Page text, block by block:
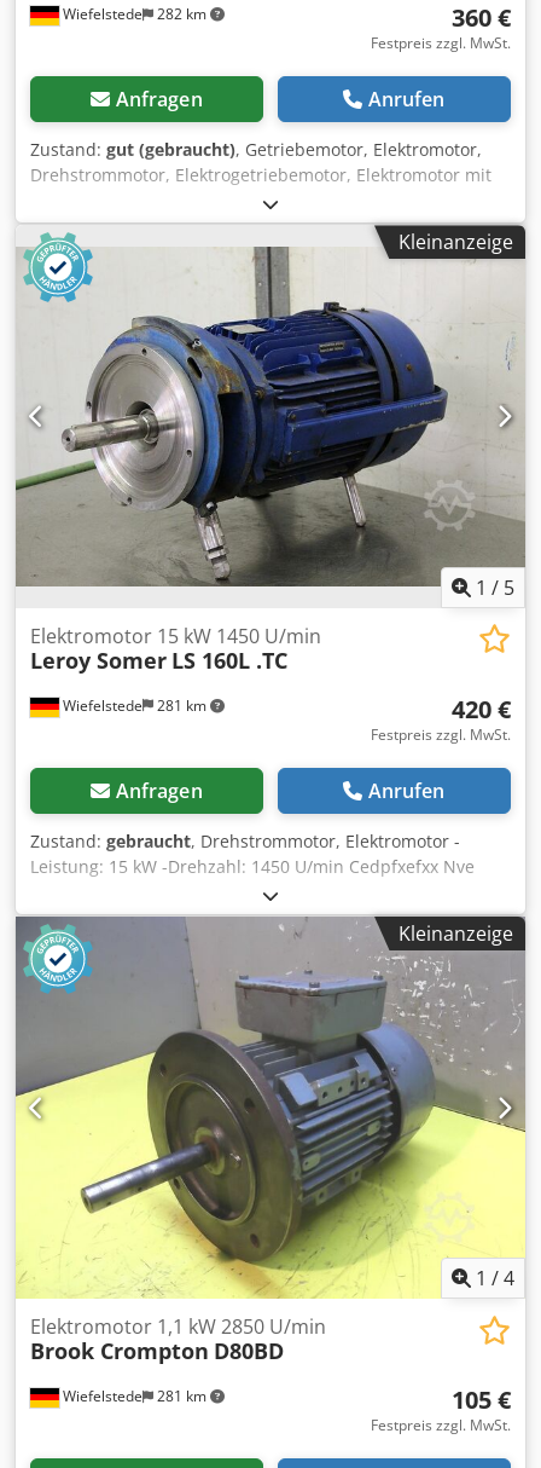
Wiefelstede 282 km 360 €
Festpreis zzgl. MwSt.
Anfragen Anrufen
Zustand: gut (gebraucht), Getriebemotor, Elektromotor,
Drehstrommotor, Elektrogetriebemotor, Elektromotor mit
Lüfter Crsdjzi N I Tjpfx Aptof -Hersteller: EMK, Elektromotor
mit Lüfter -Typ: KAE2A132S2-2B14BE3K EMK-10149 -
Leistung: 7,5 kW -Drehzahl: 2925 U/min -Bauform: Umbau
B5 -Welle: Ø 38 x 80 mm -Schutzart: IP 55 -Lüfter: 90 W -
Abmessungen: 700/300/H345 mm -Gewicht: 58 kg
Kleinanzeige
1 / 5
Wiefelstede 281 km
Elektromotor 15 kW 1450 U/min
Leroy Somer LS 160L .TC
420 €
Festpreis zzgl. MwSt.
Anfragen Anrufen
Zustand: gebraucht, Drehstrommotor, Elektromotor -
Leistung: 15 kW -Drehzahl: 1450 U/min Cedpfxefxx Nve
Aptjrf -Welle: Ø 36 x 135 mm -Bauform: B14 -Abmessung:
840/320/H425 mm -Gewicht: 127 kg
Kleinanzeige
1 /4
Wiefelstede 281 km
Elektromotor 1,1 kW 2850 U/min
Brook Crompton D80BD
105 €
Festpreis zzgl. MwSt.